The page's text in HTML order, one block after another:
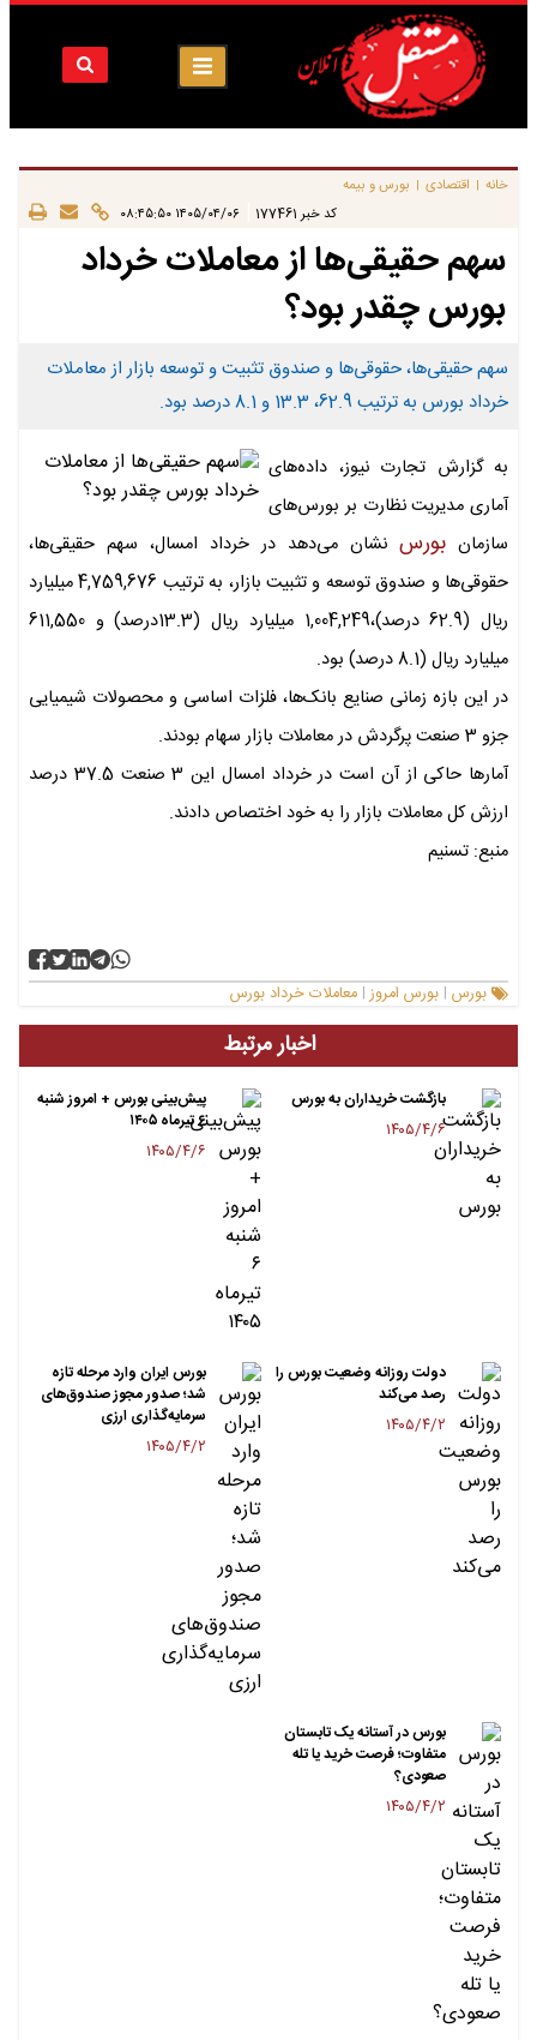
خانه | اقتصادی | بورس و بیمه
کد خبر 177461 ۱۴۰۵/۰۴/۰۶ ۰۸:۴۵:۵۰
سهم حقیقی‌ها‌ از معاملات خرداد
بورس​ چقدر بود؟
سهم حقیقی‌ها، حقوقی‌ها و صندوق‌ تثبیت و توسعه بازار از معاملات
خرداد بورس به ترتیب 62.9، 13.3 و 8.1 درصد بود.
به گزارش تجارت نیوز، داده‌های
آماری مدیریت نظارت بر بورس‌های
سازمان بورس نشان می‌دهد در خرداد امسال، سهم حقیقی‌ها،
حقوقی‌ها و صندوق‌ توسعه و تثبیت بازار، به ترتیب 4,759,676 میلیارد
ریال (62.9 درصد)،1,004,249 میلیارد ریال (13.3درصد) و 611,550
میلیارد ریال (8.1 درصد) بود.
در این بازه زمانی صنایع بانک‌ها، فلزات اساسی و محصولات شیمیایی
جزو 3 صنعت پرگردش در معاملات بازار سهام بودند.
آمارها حاکی از آن است در خرداد امسال این 3 صنعت 37.5 درصد
ارزش کل معاملات بازار را به خود اختصاص دادند.
منبع: تسنیم
بورس | بورس امروز | معاملات خرداد بورس
اخبار مرتبط
بازگشت خریداران به بورس
۱۴۰۵/۴/۶
پیش‌بینی بورس + امروز شنبه
۶ تیرماه ۱۴۰۵
۱۴۰۵/۴/۶
دولت روزانه وضعیت بورس را
رصد می‌کند
۱۴۰۵/۴/۲
بورس ایران وارد مرحله تازه
شد؛ صدور مجوز صندوق‌های
سرمایه‌گذاری ارزی
۱۴۰۵/۴/۲
بورس در آستانه یک تابستان
متفاوت؛ فرصت خرید یا تله
صعودی؟
۱۴۰۵/۴/۲